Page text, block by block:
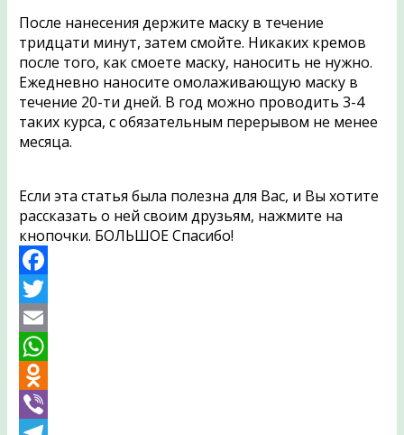
После нанесения держите маску в течение
тридцати минут, затем смойте. Никаких кремов
после того, как смоете маску, наносить не нужно.
Ежедневно наносите омолаживающую маску в
течение 20-ти дней. В год можно проводить 3-4
таких курса, с обязательным перерывом не менее
месяца.
Если эта статья была полезна для Вас, и Вы хотите
рассказать о ней своим друзьям, нажмите на
кнопочки. БОЛЬШОЕ Спасибо!
Facebook
Twitter
Email
WhatsApp
Odnoklassniki